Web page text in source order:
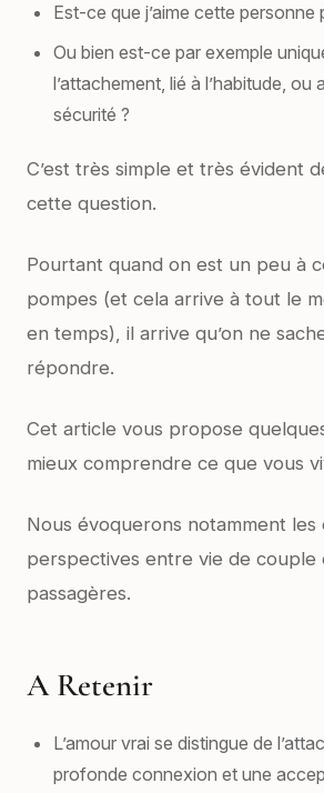
Est-ce que j’aime cette personne
Ou bien est-ce par exemple
l’attachement, lié à l’habitude, ou
sécurité ?
C’est très simple et très évident
cette question.
Pourtant quand on est un peu à
pompes (et cela arrive à tout le
en temps), il arrive qu’on ne
répondre.
Cet article vous propose
mieux comprendre ce que vous
Nous évoquerons notamment les
perspectives entre vie de couple
passagères.
A Retenir
L’amour vrai se distingue de
profonde connexion et une